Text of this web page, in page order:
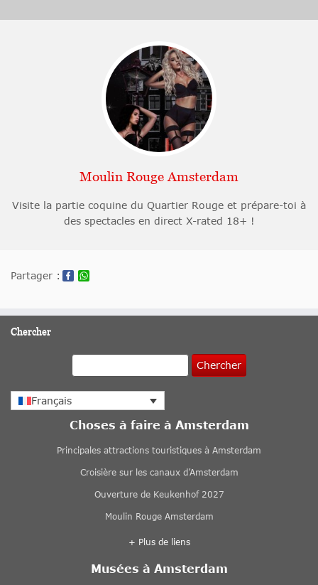
Moulin Rouge Amsterdam
Visite la partie coquine du Quartier Rouge et prépare-toi à
des spectacles en direct X-rated 18+ !
Partager :
Chercher
Chercher
Français
Choses à faire à Amsterdam
Principales attractions touristiques à Amsterdam
Croisière sur les canaux d’Amsterdam
Ouverture de Keukenhof 2027
Moulin Rouge Amsterdam
+ Plus de liens
Musées à Amsterdam